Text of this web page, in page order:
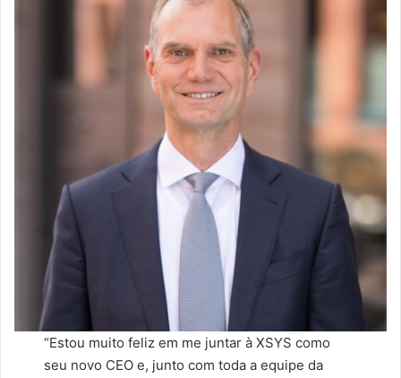
“Estou muito feliz em me juntar à XSYS como
seu novo CEO e, junto com toda a equipe da